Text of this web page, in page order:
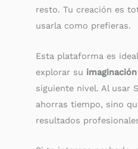
resto. Tu creación es
usarla como prefieras.
Esta plataforma es
explorar su imaginación
siguiente nivel. Al usar
ahorras tiempo, sino
resultados